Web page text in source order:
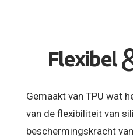
Flexibel
Gemaakt van TPU wat
van de flexibiliteit van
beschermingskracht